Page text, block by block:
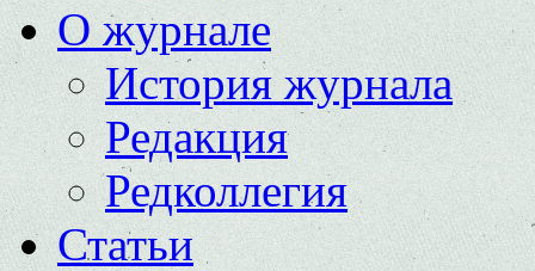
О журнале
История журнала
Редакция
Редколлегия
Статьи